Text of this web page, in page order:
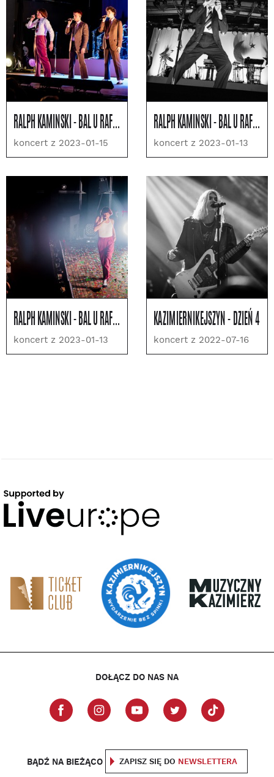
RALPH KAMINSKI - BAL U RAFAŁA
koncert z 2023-01-15
RALPH KAMINSKI - BAL U RAFAŁA
koncert z 2023-01-13
RALPH KAMINSKI - BAL U RAFAŁA
koncert z 2023-01-13
KAZIMIERNIKEJSZYN - DZIEŃ 4
koncert z 2022-07-16
DOŁĄCZ DO NAS NA
BĄDŹ NA BIEŻĄCO ZAPISZ SIĘ DO NEWSLETTERA